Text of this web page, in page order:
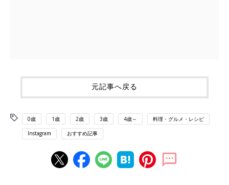
元記事へ戻る
0歳 1歳 2歳 3歳 4歳～ 料理・グルメ・レシピ
Instagram おすすめ記事